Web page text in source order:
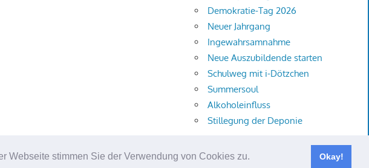
Webseite stimmen Sie der Verwendung von Cookies zu. Okay!
Demokratie-Tag 2026
Neuer Jahrgang
Ingewahrsamnahme
Neue Auszubildende starten
Schulweg mit i-Dötzchen
Summersoul
Alkoholeinfluss
Stillegung der Deponie